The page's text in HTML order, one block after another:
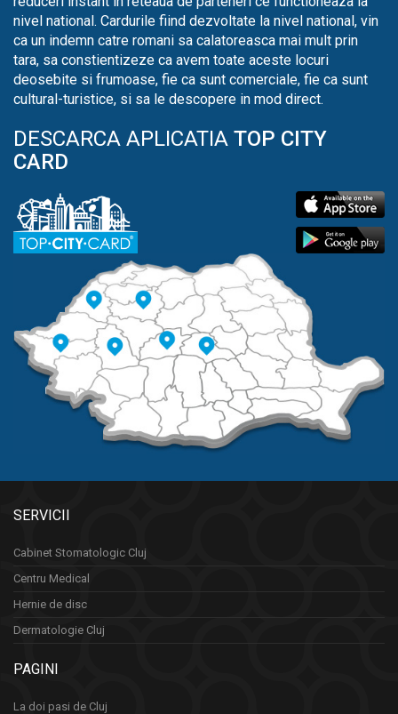
nivel national. Cardurile fiind dezvoltate la nivel national, vin
ca un indemn catre romani sa calatoreasca mai mult prin
tara, sa constientizeze ca avem toate aceste locuri
deosebite si frumoase, fie ca sunt comerciale, fie ca sunt
cultural-turistice, si sa le descopere in mod direct.
DESCARCA APLICATIA TOP CITY
CARD
SERVICII
Cabinet Stomatologic Cluj
Centru Medical
Hernie de disc
Dermatologie Cluj
PAGINI
La doi pasi de Cluj